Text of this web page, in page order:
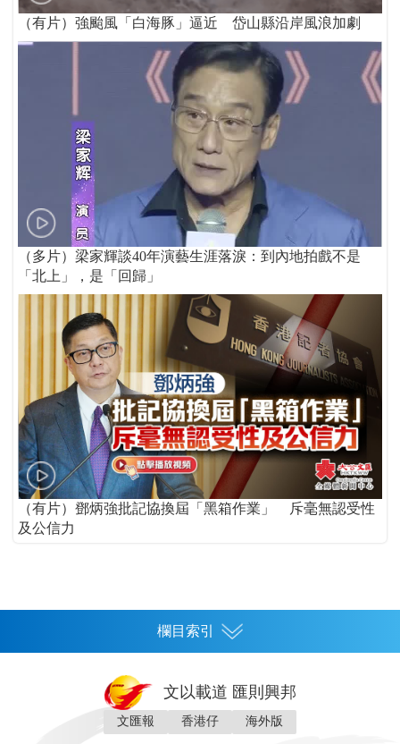
（有片）強颱風「白海豚」逼近 岱山縣沿岸風浪加劇
（多片）梁家輝談40年演藝生涯落淚：到內地拍戲不是
「北上」，是「回歸」
（有片）鄧炳強批記協換屆「黑箱作業」 斥毫無認受性
及公信力
欄目索引
文以載道 匯則興邦
文匯報 香港仔 海外版